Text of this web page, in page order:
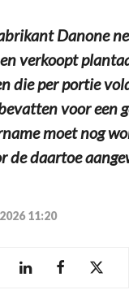
Danone
verkoopt
die per portie
voor een
moet nog
de daartoe
11:20